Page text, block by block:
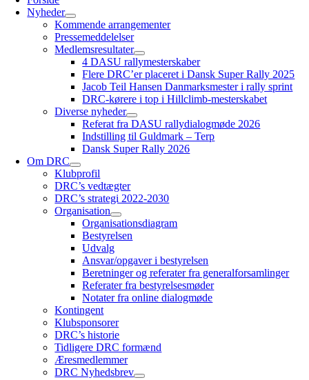
Nyheder
Kommende arrangementer
Pressemeddelelser
Medlemsresultater
4 DASU rallymesterskaber
Flere DRC’er placeret i Dansk Super Rally 2025
Jacob Teil Hansen Danmarksmester i rally sprint
DRC-kørere i top i Hillclimb-mesterskabet
Diverse nyheder
Referat fra DASU rallydialogmøde 2026
Indstilling til Guldmark – Terp
Dansk Super Rally 2026
Om DRC
Klubprofil
DRC’s vedtægter
DRC’s strategi 2022-2030
Organisation
Organisationsdiagram
Bestyrelsen
Udvalg
Ansvar/opgaver i bestyrelsen
Beretninger og referater fra generalforsamlinger
Referater fra bestyrelsesmøder
Notater fra online dialogmøde
Kontingent
Klubsponsorer
DRC’s historie
Tidligere DRC formænd
Æresmedlemmer
DRC Nyhedsbrev